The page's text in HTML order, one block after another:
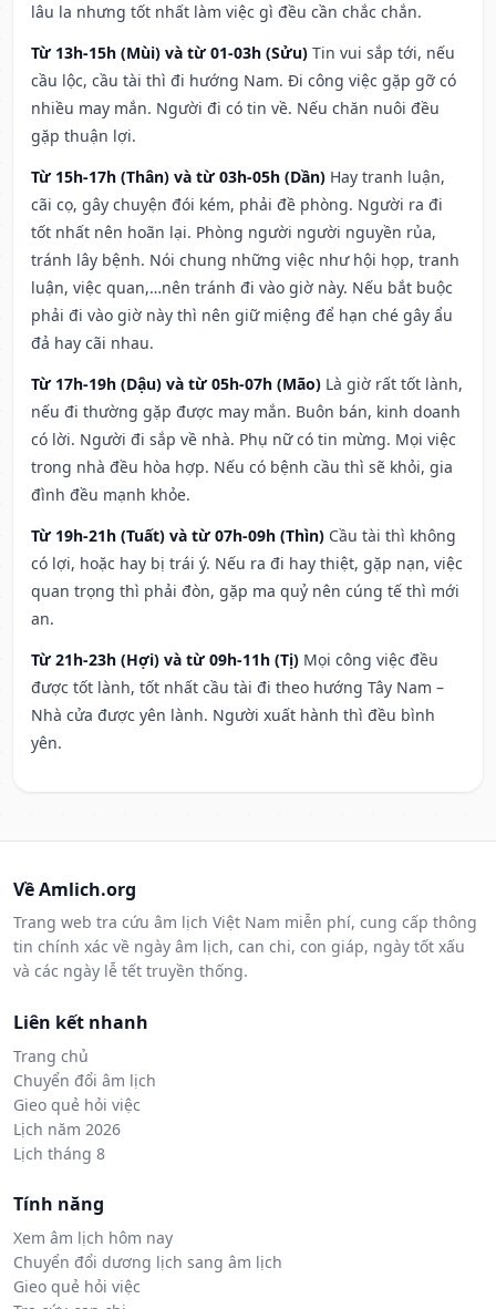
lâu la nhưng tốt nhất làm việc gì đều cần chắc chắn.
Từ 13h-15h (Mùi) và từ 01-03h (Sửu) Tin vui sắp tới, nếu
cầu lộc, cầu tài thì đi hướng Nam. Đi công việc gặp gỡ có
nhiều may mắn. Người đi có tin về. Nếu chăn nuôi đều
gặp thuận lợi.
Từ 15h-17h (Thân) và từ 03h-05h (Dần) Hay tranh luận,
cãi cọ, gây chuyện đói kém, phải đề phòng. Người ra đi
tốt nhất nên hoãn lại. Phòng người người nguyền rủa,
tránh lây bệnh. Nói chung những việc như hội họp, tranh
luận, việc quan,…nên tránh đi vào giờ này. Nếu bắt buộc
phải đi vào giờ này thì nên giữ miệng để hạn ché gây ẩu
đả hay cãi nhau.
Từ 17h-19h (Dậu) và từ 05h-07h (Mão) Là giờ rất tốt lành,
nếu đi thường gặp được may mắn. Buôn bán, kinh doanh
có lời. Người đi sắp về nhà. Phụ nữ có tin mừng. Mọi việc
trong nhà đều hòa hợp. Nếu có bệnh cầu thì sẽ khỏi, gia
đình đều mạnh khỏe.
Từ 19h-21h (Tuất) và từ 07h-09h (Thìn) Cầu tài thì không
có lợi, hoặc hay bị trái ý. Nếu ra đi hay thiệt, gặp nạn, việc
quan trọng thì phải đòn, gặp ma quỷ nên cúng tế thì mới
an.
Từ 21h-23h (Hợi) và từ 09h-11h (Tị) Mọi công việc đều
được tốt lành, tốt nhất cầu tài đi theo hướng Tây Nam –
Nhà cửa được yên lành. Người xuất hành thì đều bình
yên.
Về Amlich.org
Trang web tra cứu âm lịch Việt Nam miễn phí, cung cấp thông
tin chính xác về ngày âm lịch, can chi, con giáp, ngày tốt xấu
và các ngày lễ tết truyền thống.
Liên kết nhanh
Trang chủ
Chuyển đổi âm lịch
Gieo quẻ hỏi việc
Lịch năm 2026
Lịch tháng 8
Tính năng
Xem âm lịch hôm nay
Chuyển đổi dương lịch sang âm lịch
Gieo quẻ hỏi việc